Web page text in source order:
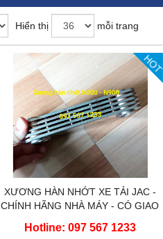
Hiển thị mỗi trang
HOT
XƯƠNG HÀN NHỚT XE TẢI JAC -
CHÍNH HÃNG NHÀ MÁY - CÓ GIAO
Hotline: 097 567 1233